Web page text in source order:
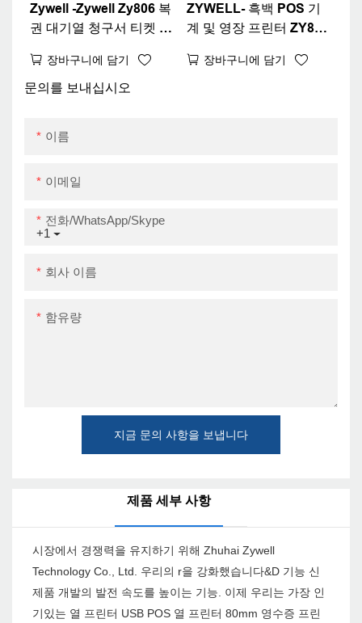
Zywell -Zywell Zy806 복
권 대기열 청구서 티켓 프
-Fi Bluetooth
장바구니에 담기
ZYWELL- 흑백 POS 기
계 및 영장 프린터 ZY806
프린터
장바구니에 담기
문의를 보내십시오
이름
이메일
+1
전화/WhatsApp/Skype
회사 이름
함유량
지금 문의 사항을 보냅니다
제품 세부 사항
시장에서 경쟁력을 유지하기 위해 Zhuhai Zywell
Technology Co., Ltd. 우리의 r을 강화했습니다&D 기능 신
제품 개발의 발전 속도를 높이는 기능. 이제 우리는 가장 인
기있는 열 프린터 USB POS 열 프린터 80mm 영수증 프린